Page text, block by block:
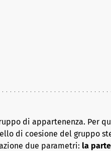
di appartenenza. Per
di coesione del gruppo
due parametri: la